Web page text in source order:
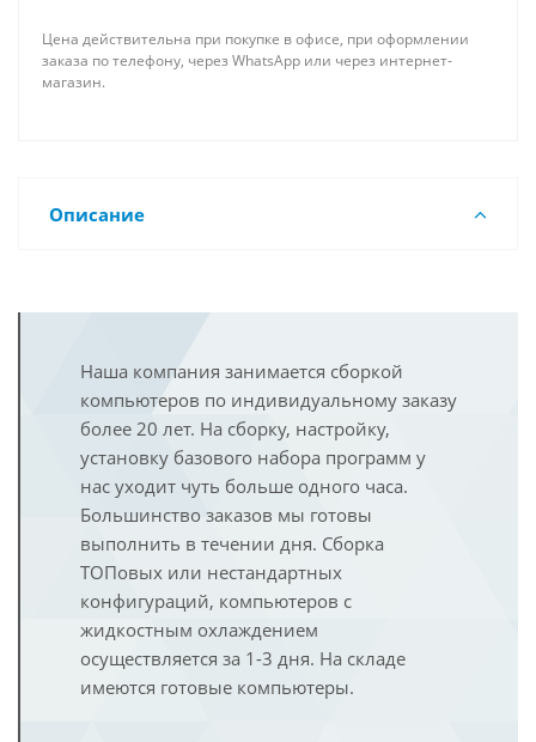
Цена действительна при покупке в офисе, при оформлении
заказа по телефону, через WhatsApp или через интернет-
магазин.
Описание
Наша компания занимается сборкой
компьютеров по индивидуальному заказу
более 20 лет. На сборку, настройку,
установку базового набора программ у
нас уходит чуть больше одного часа.
Большинство заказов мы готовы
выполнить в течении дня. Сборка
ТОПовых или нестандартных
конфигураций, компьютеров с
жидкостным охлаждением
осуществляется за 1-3 дня. На складе
имеются готовые компьютеры.